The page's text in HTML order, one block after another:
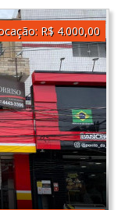
R$ 4.000,00